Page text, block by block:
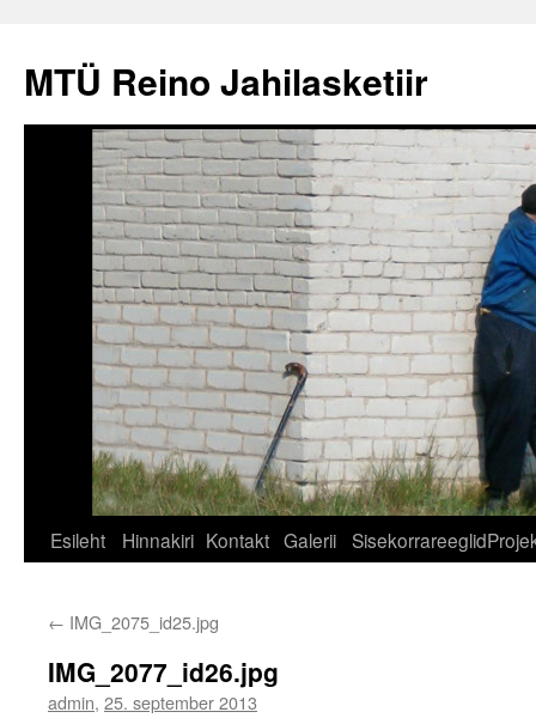
juurde
MTÜ Reino Jahilasketiir
Esileht Hinnakiri Kontakt Galerii Sisekorrareeglid
← IMG_2075_id25.jpg
IMG_2077_id26.jpg
admin, 25. september 2013